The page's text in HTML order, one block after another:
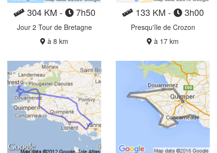
304 KM - 7h50
Jour 2 Tour de Bretagne
à 8 km
133 KM - 3h00
Presqu'île de Crozon
à 17 km